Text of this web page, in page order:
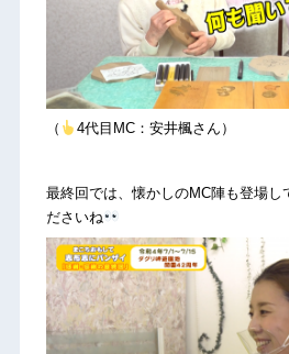
（ 4代目MC：安井楓さん）
最終回では、懐かしのMC陣も登場し
ださいね